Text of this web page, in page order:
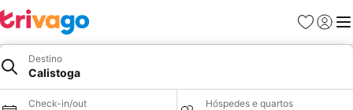
Favoritos
Iniciar
Destino
Calistoga
Check-in/out Hóspedes e quartos